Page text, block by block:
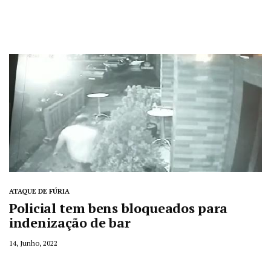
ATAQUE DE FÚRIA
Policial tem bens bloqueados para
indenização de bar
14, Junho, 2022